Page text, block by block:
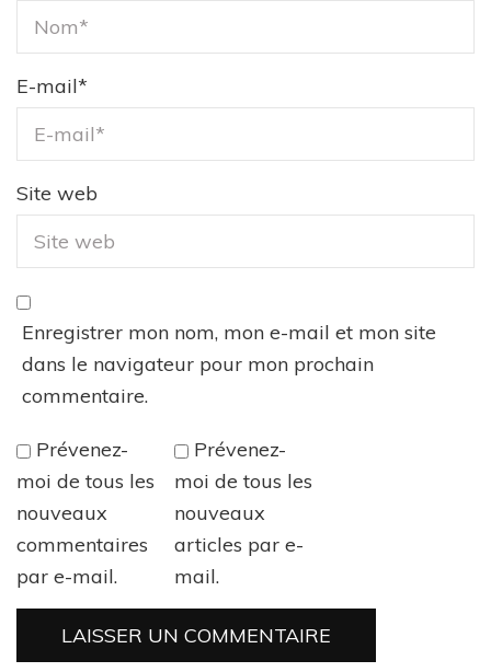
E-mail*
Site web
Enregistrer mon nom, mon e-mail et mon site
dans le navigateur pour mon prochain
commentaire.
Prévenez-
moi de tous les
nouveaux
commentaires
par e-mail.
Prévenez-
moi de tous les
nouveaux
articles par e-
mail.